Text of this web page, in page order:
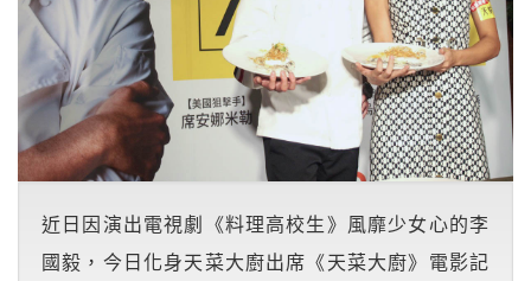
近日因演出電視劇《料理高校生》風靡少女心的李
國毅，今日化身天菜大廚出席《天菜大廚》電影記